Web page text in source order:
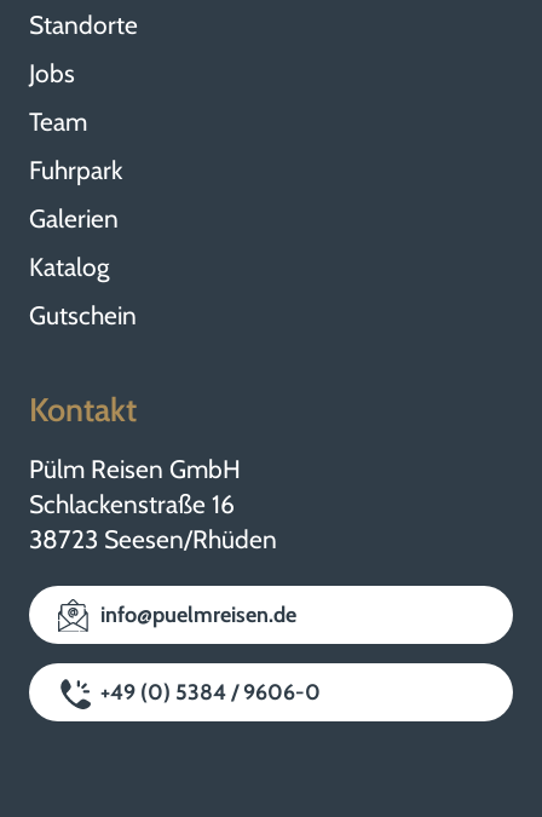
B
e
i
t
r
ä
g
e
Standorte
Jobs
Team
Fuhrpark
Galerien
Katalog
Gutschein
Kontakt
Pülm Reisen GmbH
Schlackenstraße 16
38723 Seesen/Rhüden
info@puelmreisen.de
+49 (0) 5384 / 9606-0